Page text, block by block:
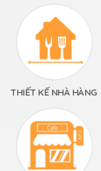
THIẾT KẾ NHÀ HÀNG